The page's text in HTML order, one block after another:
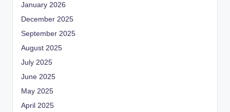
January 2026
December 2025
September 2025
August 2025
July 2025
June 2025
May 2025
April 2025